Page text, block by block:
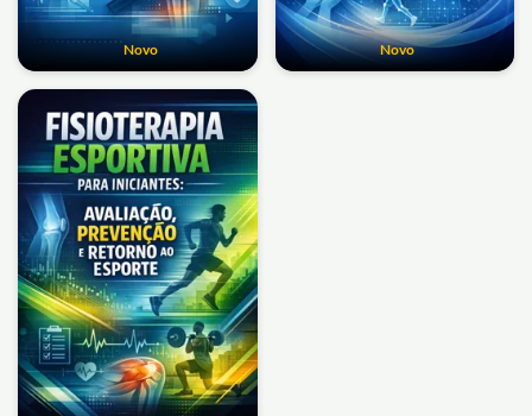
Novo Novo